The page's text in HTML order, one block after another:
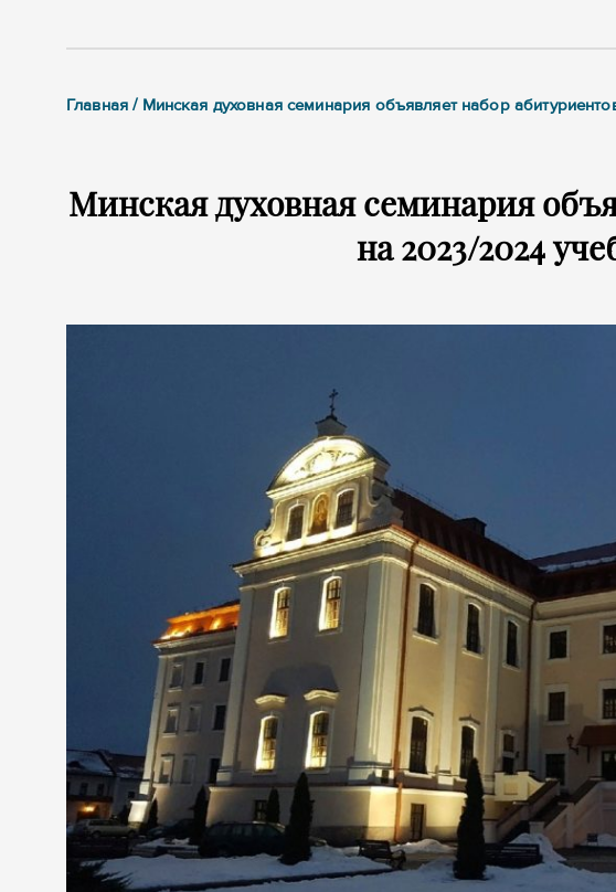
Главная / Минская духовная семинария объявляет набор
Минская духовная семинария
на 2023/2024